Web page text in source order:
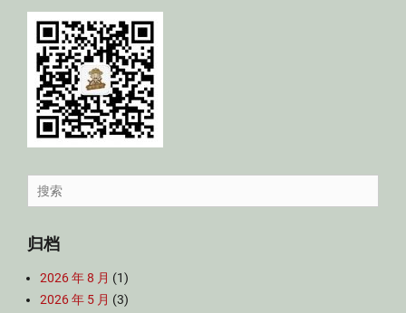
Search
for:
归档
2026 年 8 月 (1)
2026 年 5 月 (3)